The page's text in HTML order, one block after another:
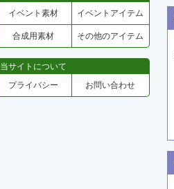
イベント素材 イベントアイテム
合成用素材 その他のアイテム
当サイトについて
プライバシー お問い合わせ